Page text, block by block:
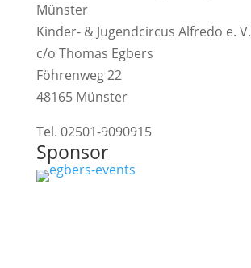
Münster
Kinder- & Jugendcircus Alfredo e. V.
c/o Thomas Egbers
Föhrenweg 22
48165 Münster
Tel. 02501-9090915
Sponsor